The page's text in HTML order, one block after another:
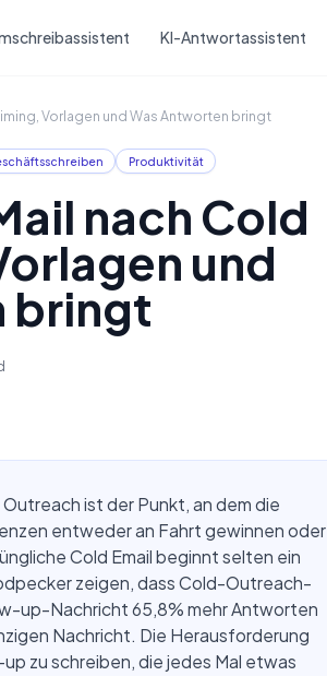
KI-Antwortassistent
Vorlagen und Was Antworten bringt
Produktivität
nach Cold
und
bringt
ist der Punkt, an dem die
entweder an Fahrt gewinnen oder
Cold Email beginnt selten ein
zeigen, dass Cold-Outreach-
up-Nachricht 65,8% mehr Antworten
Nachricht. Die Herausforderung
zu schreiben, die jedes Mal etwas